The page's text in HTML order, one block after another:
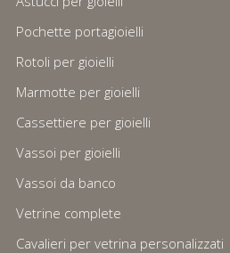
Pochette portagioielli
Rotoli per gioielli
Marmotte per gioielli
Cassettiere per gioielli
Vassoi per gioielli
Vassoi da banco
Vetrine complete
Cavalieri per vetrina personalizzati